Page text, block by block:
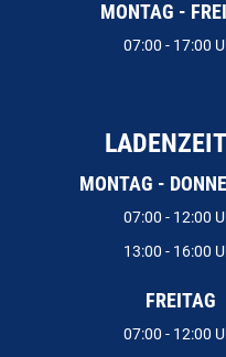
MONTAG -
07:00 - 17:00
MONTAG -
07:00 - 12:00
13:00 - 16:00
FREITAG
07:00 - 12:00